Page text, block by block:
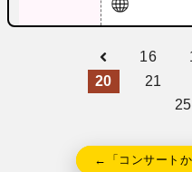
16
20
21
25
←「コンサート